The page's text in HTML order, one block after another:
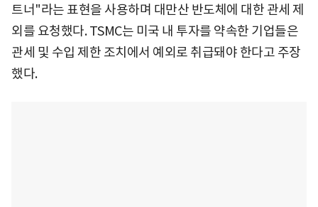
트너"라는 표현을 사용하며 대만산 반도체에 대한 관세 제
외를 요청했다. TSMC는 미국 내 투자를 약속한 기업들은
관세 및 수입 제한 조치에서 예외로 취급돼야 한다고 주장
했다.